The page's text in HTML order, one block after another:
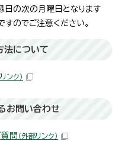
日の次の月曜日となります
すのでご注意ください。
法について
ンク）
お問い合わせ
問 （外部リンク）